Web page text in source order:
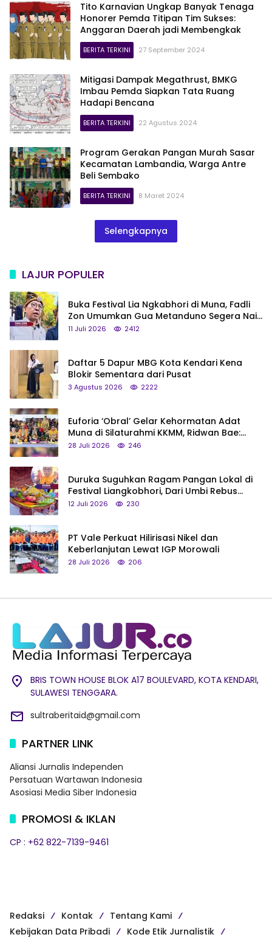
Tito Karnavian Ungkap Banyak Tenaga
Honorer Pemda Titipan Tim Sukses:
Anggaran Daerah jadi Membengkak
BERITA TERKINI 27 September 2024
Mitigasi Dampak Megathrust, BMKG
Imbau Pemda Siapkan Tata Ruang
Hadapi Bencana
BERITA TERKINI 22 Agustus 2024
Program Gerakan Pangan Murah Sasar
Kecamatan Lambandia, Warga Antre
Beli Sembako
BERITA TERKINI 8 Maret 2024
Selengkapnya
LAJUR POPULER
Buka Festival Lia Ngkabhori di Muna, Fadli
Zon Umumkan Gua Metanduno Segera Naik
Status Jadi Cagar Budaya Nasional
11 Juli 2026 2412
Daftar 5 Dapur MBG Kota Kendari Kena
Blokir Sementara dari Pusat
3 Agustus 2026 2222
Euforia ‘Obral’ Gelar Kehormatan Adat
Muna di Silaturahmi KKMM, Ridwan Bae:
Saya Bukan Tipe Begitu, Belum Pantas!
28 Juli 2026 246
Duruka Suguhkan Ragam Pangan Lokal di
Festival Liangkobhori, Dari Umbi Rebus
hingga Tumpeng Beras Muna
12 Juli 2026 230
PT Vale Perkuat Hilirisasi Nikel dan
Keberlanjutan Lewat IGP Morowali
28 Juli 2026 206
BRIS TOWN HOUSE BLOK A17 BOULEVARD, KOTA KENDARI,
SULAWESI TENGGARA.
sultraberitaid@gmail.com
PARTNER LINK
Aliansi Jurnalis Independen
Persatuan Wartawan Indonesia
Asosiasi Media Siber Indonesia
PROMOSI & IKLAN
CP : +62 822-7139-9461
Redaksi Kontak
Tentang Kami
Kebijakan Data Pribadi
Kode Etik Jurnalistik